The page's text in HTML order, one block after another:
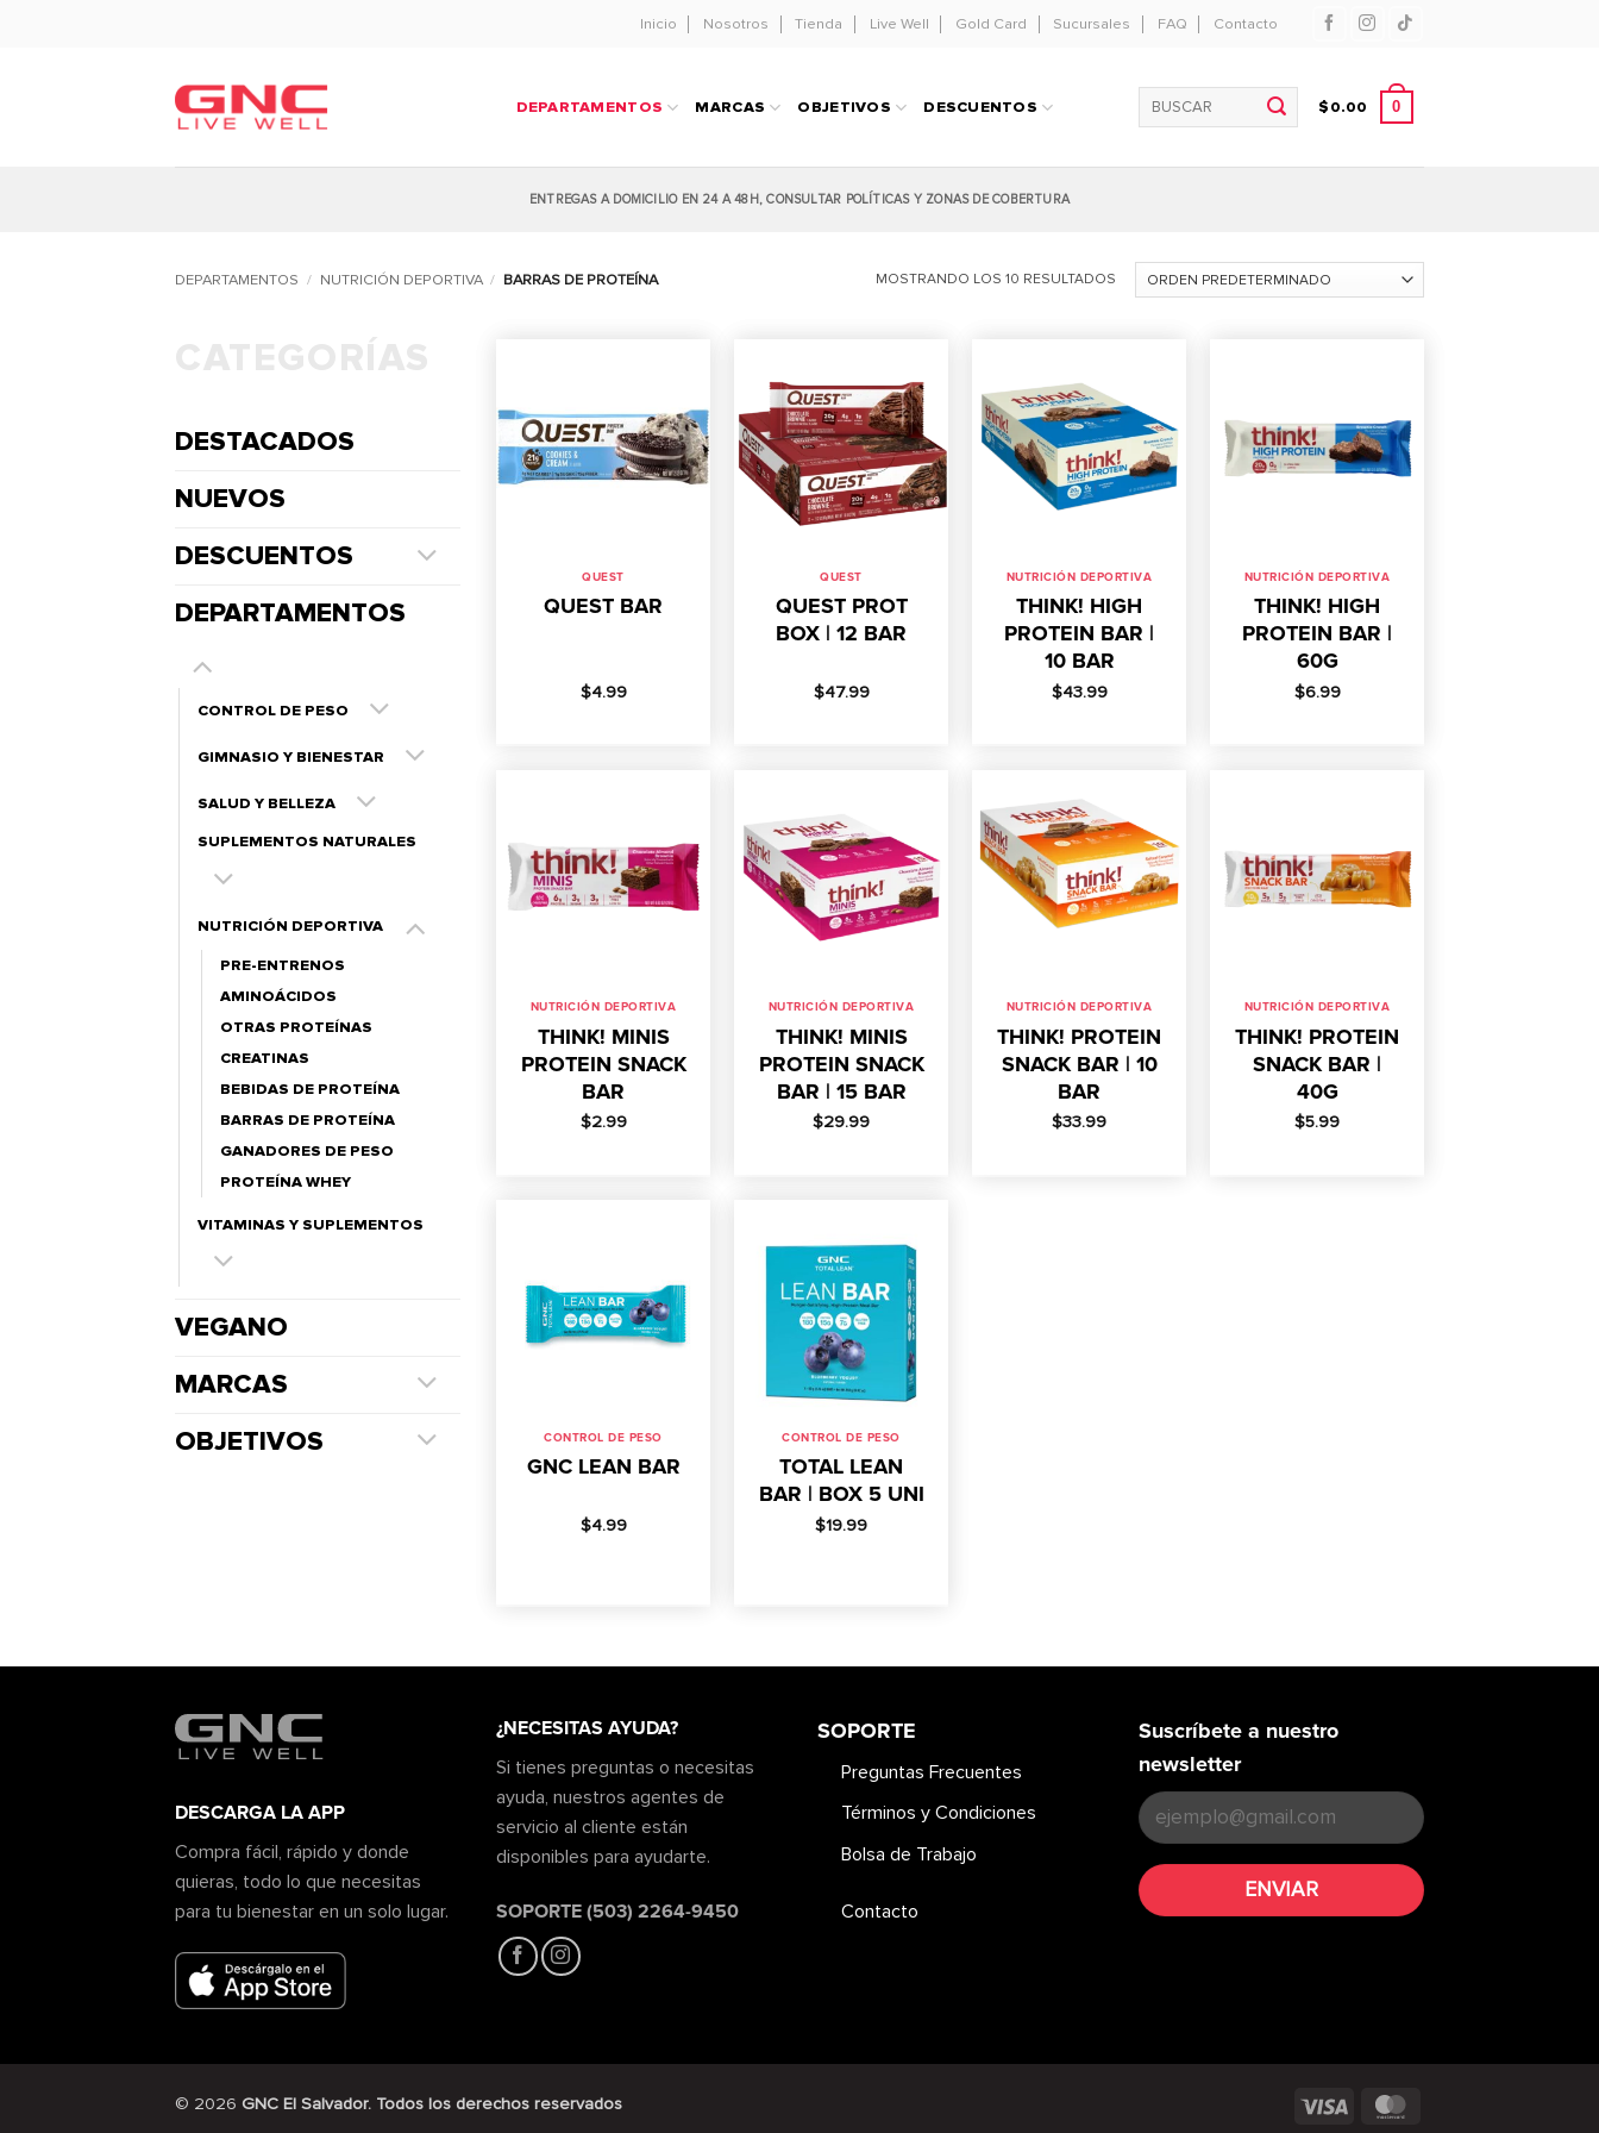
Inicio Nosotros Tienda Live Well Gold Card Sucursales FAQ Contacto
DEPARTAMENTOS MARCAS OBJETIVOS DESCUENTOS
Buscar
$0.00 0
ENTREGAS A DOMICILIO EN 24 A 48H, CONSULTAR POLÍTICAS Y ZONAS DE COBERTURA
DEPARTAMENTOS / NUTRICIÓN DEPORTIVA / BARRAS DE PROTEÍNA MOSTRANDO LOS 10 RESULTADOS
DESTACADOS
NUEVOS
DESCUENTOS
DEPARTAMENTOS
CONTROL DE PESO
GIMNASIO Y BIENESTAR
SALUD Y BELLEZA
SUPLEMENTOS NATURALES
NUTRICIÓN DEPORTIVA
PRE-ENTRENOS
AMINOÁCIDOS
OTRAS PROTEÍNAS
CREATINAS
BEBIDAS DE PROTEÍNA
BARRAS DE PROTEÍNA
GANADORES DE PESO
PROTEÍNA WHEY
VITAMINAS Y SUPLEMENTOS
VEGANO
MARCAS
OBJETIVOS
QUEST
QUEST BAR
$4.99
QUEST
QUEST PROT
BOX | 12 BAR
$47.99
NUTRICIÓN DEPORTIVA
THINK! HIGH
PROTEIN BAR |
10 BAR
$43.99
NUTRICIÓN DEPORTIVA
THINK! HIGH
PROTEIN BAR |
60G
$6.99
NUTRICIÓN DEPORTIVA
THINK! MINIS
PROTEIN SNACK
BAR
$2.99
NUTRICIÓN DEPORTIVA
THINK! MINIS
PROTEIN SNACK
BAR | 15 BAR
$29.99
NUTRICIÓN DEPORTIVA
THINK! PROTEIN
SNACK BAR | 10
BAR
$33.99
NUTRICIÓN DEPORTIVA
THINK! PROTEIN
SNACK BAR |
40G
$5.99
CONTROL DE PESO
GNC LEAN BAR
$4.99
CONTROL DE PESO
TOTAL LEAN
BAR | BOX 5 UNI
$19.99
DESCARGA LA APP
Compra fácil, rápido y donde
quieras, todo lo que necesitas
para tu bienestar en un solo lugar.
¿NECESITAS AYUDA?
Si tienes preguntas o necesitas
ayuda, nuestros agentes de
servicio al cliente están
disponibles para ayudarte.
SOPORTE (503) 2264-9450
SOPORTE
Preguntas Frecuentes
Términos y Condiciones
Bolsa de Trabajo
Contacto
Suscríbete a nuestro
newsletter
Visa
© 2026 GNC El Salvador. Todos los derechos reservados